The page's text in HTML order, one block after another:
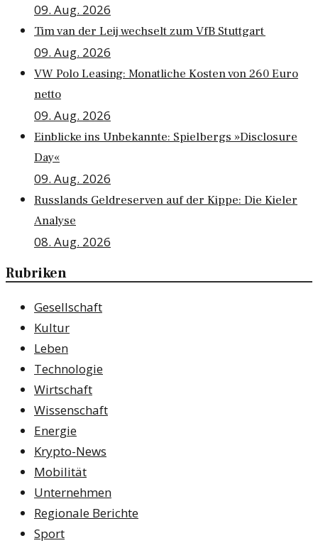
09. Aug. 2026
Tim van der Leij wechselt zum VfB Stuttgart
09. Aug. 2026
VW Polo Leasing: Monatliche Kosten von 260 Euro
netto
09. Aug. 2026
Einblicke ins Unbekannte: Spielbergs »Disclosure
Day«
09. Aug. 2026
Russlands Geldreserven auf der Kippe: Die Kieler
Analyse
08. Aug. 2026
Rubriken
Gesellschaft
Kultur
Leben
Technologie
Wirtschaft
Wissenschaft
Energie
Krypto-News
Mobilität
Unternehmen
Regionale Berichte
Sport